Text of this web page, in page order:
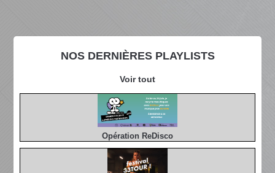
NOS DERNIÈRES PLAYLISTS
Voir tout
Opération ReDisco